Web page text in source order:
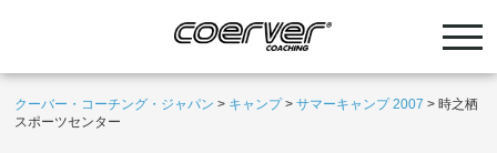
クーバー・コーチング・ジャパン > キャンプ>サマーキャンプ 2007 > 時之栖
スポーツセンター